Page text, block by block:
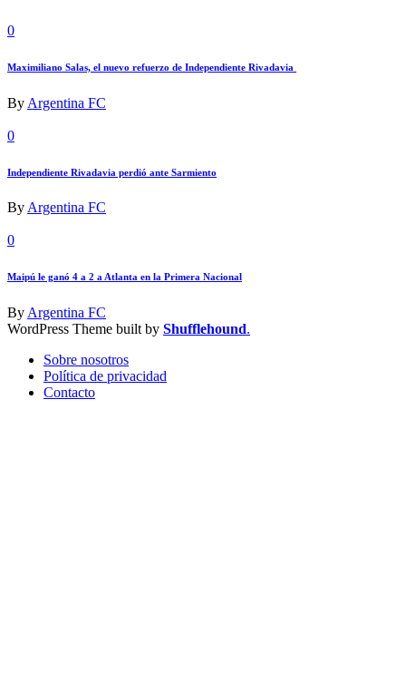
0
Maximiliano Salas, el nuevo refuerzo de Independiente Rivadavia
By Argentina FC
0
Independiente Rivadavia perdió ante Sarmiento
ByArgentina FC
0
Maipú le ganó 4 a 2 a Atlanta en la Primera Nacional
ByArgentina FC
WordPress Theme built by Shufflehound.
Sobre nosotros
Política de privacidad
Contacto